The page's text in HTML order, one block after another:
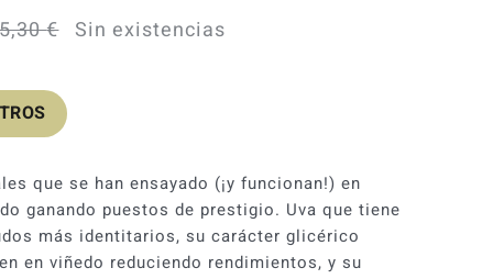
€ El
precio
original
45,30 €.
El
precio
actual
40,78 €.
Sin existencias
que se han ensayado (¡y funcionan!) en
ganando puestos de prestigio. Uva que tiene
más identitarios, su carácter glicérico
en viñedo reduciendo rendimientos, y su